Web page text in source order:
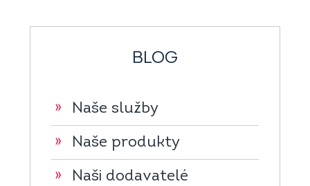
BLOG
» Naše služby
» Naše produkty
» Naši dodavatelé